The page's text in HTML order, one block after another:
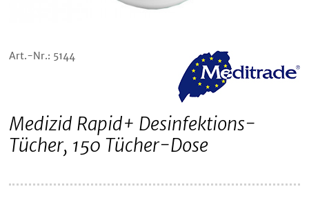
Art.-Nr.: 5144
Medizid Rapid+ Desinfektions-
Tücher, 150 Tücher-Dose